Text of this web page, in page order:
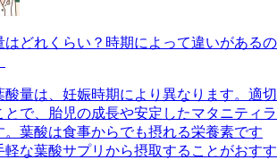
はどれくらい？時期によって違いがあるの
量は、妊娠時期により異なります。適切
とで、胎児の成長や安定したマタニティラ
。葉酸は食事からでも摂れる栄養素です
軽な葉酸サプリから摂取することがおすす